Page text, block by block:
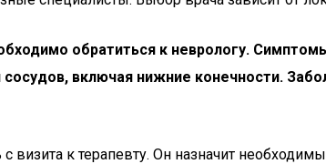
обратиться к неврологу.
включая нижние конечности.
визита к терапевту. Он назначит